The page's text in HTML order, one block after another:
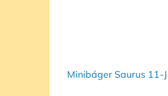
Minibáger Saurus 11-J